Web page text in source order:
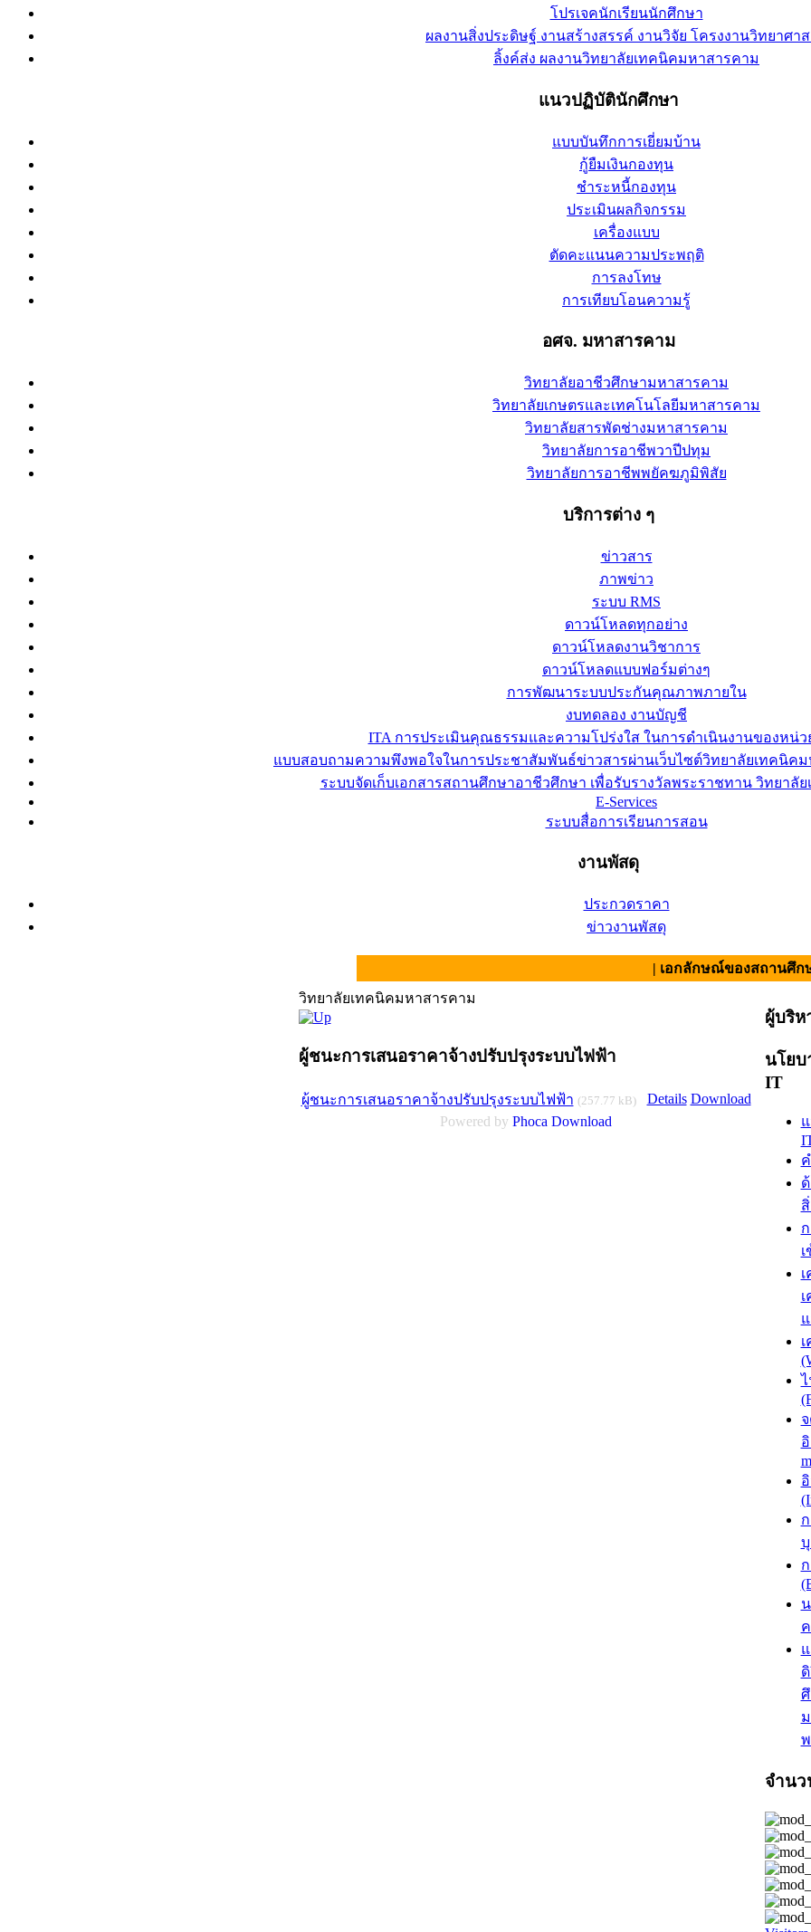
โปรเจคนักเรียนนักศึกษา
ผลงานสิ่งประดิษฐ์ งานสร้างสรรค์ งานวิจัย โครงงานวิทยาศา
ลิ้งค์ส่ง ผลงานวิทยาลัยเทคนิคมหาสารคาม
แนวปฏิบัตินักศึกษา
แบบบันทึกการเยี่ยมบ้าน
กู้ยืมเงินกองทุน
ชำระหนี้กองทุน
ประเมินผลกิจกรรม
เครื่องแบบ
ตัดคะแนนความประพฤติ
การลงโทษ
การเทียบโอนความรู้
อศจ. มหาสารคาม
วิทยาลัยอาชีวศึกษามหาสารคาม
วิทยาลัยเกษตรและเทคโนโลยีมหาสารคาม
วิทยาลัยสารพัดช่างมหาสารคาม
วิทยาลัยการอาชีพวาปีปทุม
วิทยาลัยการอาชีพพยัคฆภูมิพิสัย
บริการต่าง ๆ
ข่าวสาร
ภาพข่าว
ระบบ RMS
ดาวน์โหลดทุกอย่าง
ดาวน์โหลดงานวิชาการ
ดาวน์โหลดแบบฟอร์มต่างๆ
การพัฒนาระบบประกันคุณภาพภายใน
งบทดลอง งานบัญชี
ITA การประเมินคุณธรรมและความโปร่งใส ในการดำเนินงานของหน่
แบบสอบถามความพึงพอใจในการประชาสัมพันธ์ข่าวสารผ่านเว็บไซต์วิทยาลัยเทคนิคม
ระบบจัดเก็บเอกสารสถานศึกษาอาชีวศึกษา เพื่อรับรางวัลพระราชทาน วิทยาลั
E-Services
ระบบสื่อการเรียนการสอน
งานพัสดุ
ประกวดราคา
ข่าวงานพัสดุ
| เอกลักษณ์ของสถานศึกษา :
วิทยาลัยเทคนิคมหาสารคาม
ผู้ชนะการเสนอราคาจ้างปรับปรุงระบบไฟฟ้า
ผู้ชนะการเสนอราคาจ้างปรับปรุงระบบไฟฟ้า (257.77 kB) Details Download
Powered by Phoca Download
ผู้บริห
นโย
IT
พ
จำนว